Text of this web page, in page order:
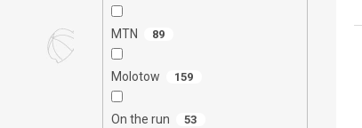
MTN 89
Molotow 159
On the run 53